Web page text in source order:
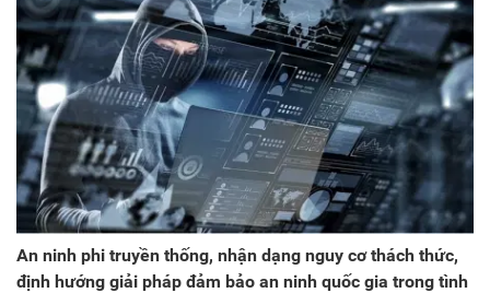
An ninh phi truyền thống, nhận dạng nguy cơ thách thức,
định hướng giải pháp đảm bảo an ninh quốc gia trong tình